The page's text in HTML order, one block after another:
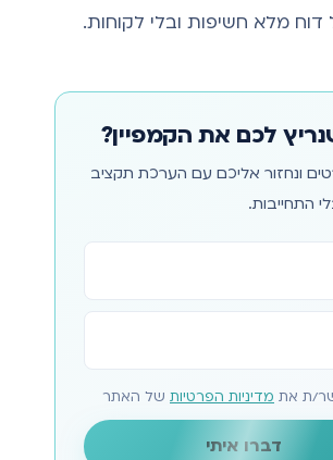
מלא חשיפות ובלי לקוחות.
לכם את הקמפיין?
ונחזור אליכם עם הערכת תקציב
התחייבות.
ת את מדיניות הפרטיות של האתר
דברו איתי